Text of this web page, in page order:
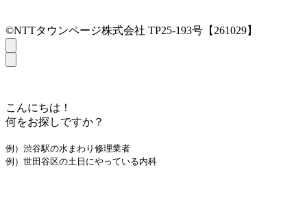
©NTTタウンページ株式会社 TP25-193号【261029】
こんにちは！
何をお探しですか？
例）渋谷駅の水まわり修理業者
例）世田谷区の土日にやっている内科